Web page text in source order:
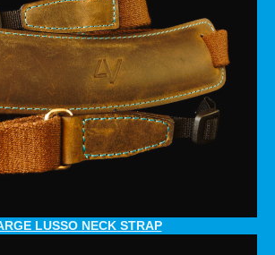
LUSSO NECK STRAP